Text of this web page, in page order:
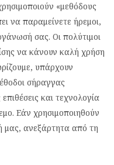
«μεθόδους
να παραμείνετε ήρεμοι,
σας. Οι πολύτιμοι
να κάνουν καλή χρήση
υπάρχουν
σήραγγας
και τεχνολογία
Εάν χρησιμοποιηθούν
μας, ανεξάρτητα από τη